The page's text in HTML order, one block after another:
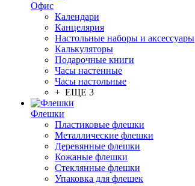
Офис
Календари
Канцелярия
Настольные наборы и аксессуары
Калькуляторы
Подарочные книги
Часы настенные
Часы настольные
+ ЕЩЕ 3
Флешки
Пластиковые флешки
Металлические флешки
Деревянные флешки
Кожаные флешки
Стеклянные флешки
Упаковка для флешек